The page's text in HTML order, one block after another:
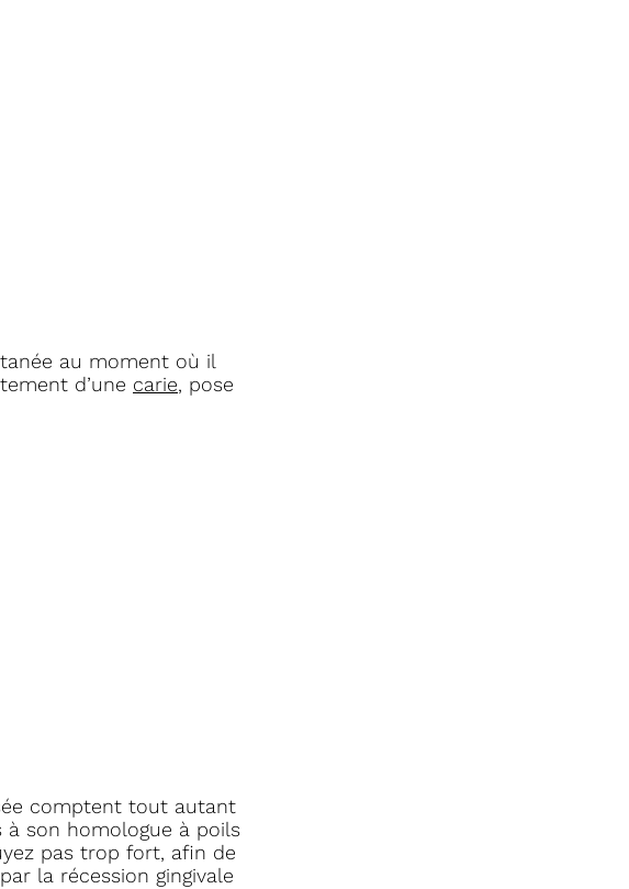
au moment où il
d’une carie, pose
comptent tout autant
à son homologue à poils
pas trop fort, afin de
la récession gingivale